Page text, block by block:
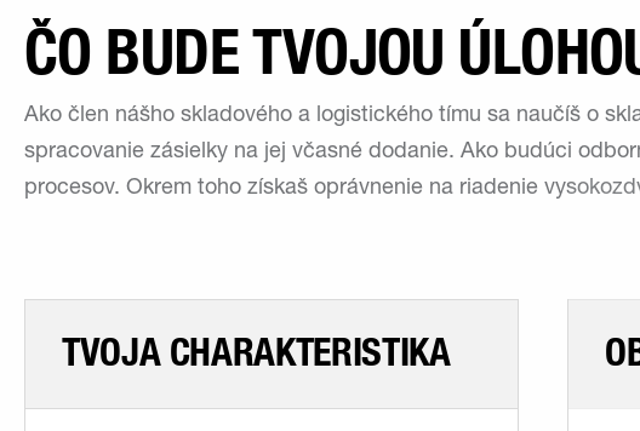
ČO BUDE TVOJOU
Ako člen nášho skladového a logistického tímu sa naučíš o
spracovanie zásielky na jej včasné dodanie. Ako budúci
procesov. Okrem toho získaš oprávnenie na riadenie
TVOJA CHARAKTERISTIKA